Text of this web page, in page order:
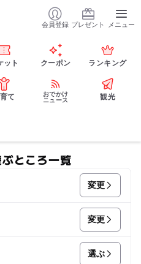
会員登録 プレゼント メニュー
ット クーポン ランキング
て
おでかけ
ニュース
観光
ところ一覧
変更
変更
選ぶ